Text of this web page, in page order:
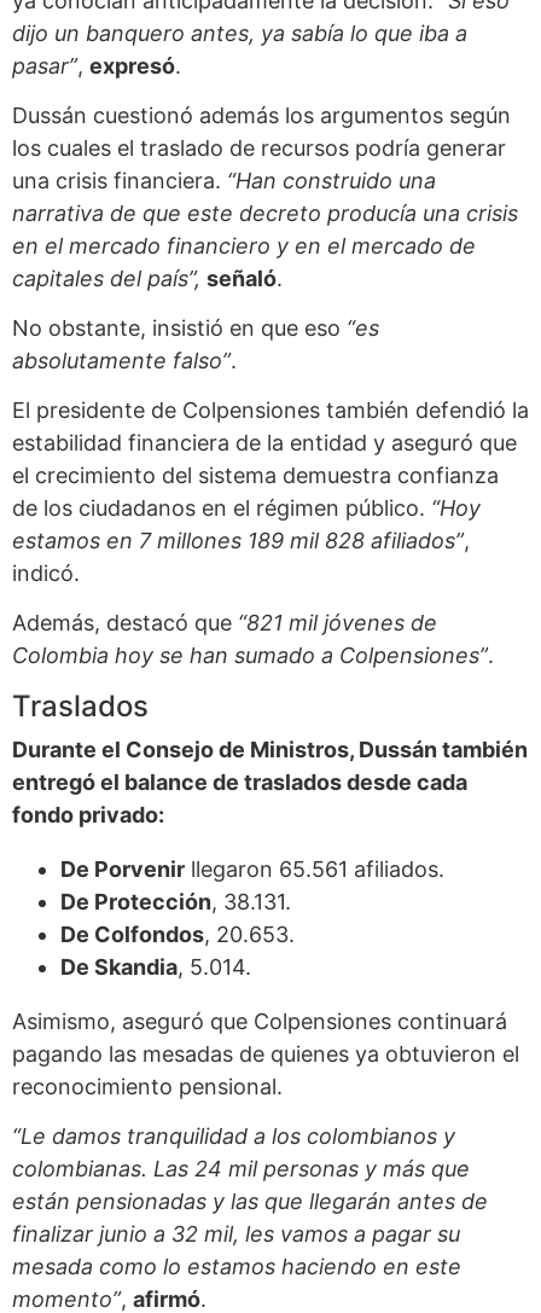
dijo un banquero antes, ya sabía lo que iba a
pasar”, expresó.
Dussán cuestionó además los argumentos según
los cuales el traslado de recursos podría generar
una crisis financiera. “Han construido una
narrativa de que este decreto producía una crisis
en el mercado financiero y en el mercado de
capitales del país”, señaló.
No obstante, insistió en que eso “es
absolutamente falso”.
El presidente de Colpensiones también defendió la
estabilidad financiera de la entidad y aseguró que
el crecimiento del sistema demuestra confianza
de los ciudadanos en el régimen público. “Hoy
estamos en 7 millones 189 mil 828 afiliados”,
indicó.
Además, destacó que “821 mil jóvenes de
Colombia hoy se han sumado a Colpensiones”.
Traslados
Durante el Consejo de Ministros, Dussán también
entregó el balance de traslados desde cada
fondo privado:
De Porvenir llegaron 65.561 afiliados.
De Protección, 38.131.
De Colfondos, 20.653.
De Skandia, 5.014.
Asimismo, aseguró que Colpensiones continuará
pagando las mesadas de quienes ya obtuvieron el
reconocimiento pensional.
“Le damos tranquilidad a los colombianos y
colombianas. Las 24 mil personas y más que
están pensionadas y las que llegarán antes de
finalizar junio a 32 mil, les vamos a pagar su
mesada como lo estamos haciendo en este
momento”, afirmó.